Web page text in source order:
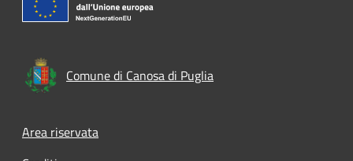
Comune di Canosa di Puglia
Footer menu
Area riservata